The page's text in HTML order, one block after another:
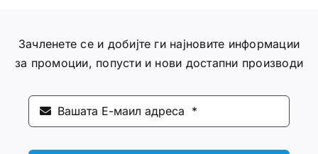
Зачленете се и добијте ги најновите информации
за промоции, попусти и нови достапни производи